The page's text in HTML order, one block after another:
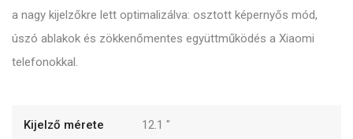
a nagy kijelzőkre lett optimalizálva: osztott képernyős mód,
úszó ablakok és zökkenőmentes együttműködés a Xiaomi
telefonokkal.
Kijelző mérete 12.1 "